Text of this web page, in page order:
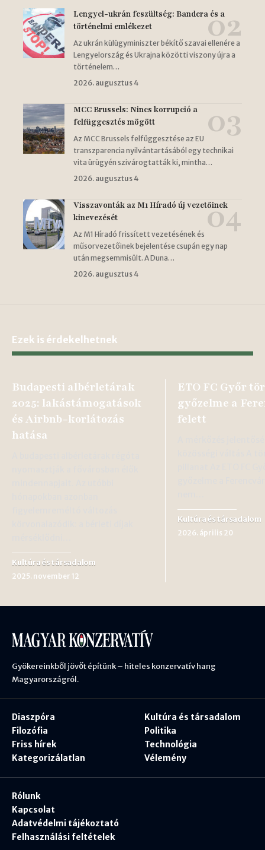
Lengyel-ukrán feszültség: Bandera és a
történelmi emlékezet
Az ukrán külügyminiszter békítő szavai ellenére a
Lengyelország és Ukrajna közötti viszony újra a
történelem…
2026. augusztus 4
MCC Brussels: Nincs korrupció a
felfüggesztés mögött
Az MCC Brussels felfüggesztése az EU
transzparencia nyilvántartásából egy technikai
vita ürügyén szivárogtatták ki, mintha…
2026. augusztus 4
Visszavonták az M1 Híradó új vezetőinek
kinevezését
Az M1 Híradó frissített vezetésének és
műsorvezetőinek bejelentése csupán egy nap
után megsemmisült. A Duna…
2026. augusztus 4
Ezek is érdekelhetnek
Budapesti albérletárak
2025: lakástámogatások
és Airbnb-korlátozás
hatása
Kultúra és társadalom
2025. november 12
ETO FC Győr
győzelme a
felett
Kultúra és társadalom
2026. április 20
Gyökereinkből jövőt építünk – hiteles konzervatív hang
Magyarországról.
Diaszpóra
Filozófia
Friss hírek
Kategorizálatlan
Kultúra és társadalom
Politika
Technológia
Vélemény
Rólunk
Kapcsolat
Adatvédelmi tájékoztató
Felhasználási feltételek